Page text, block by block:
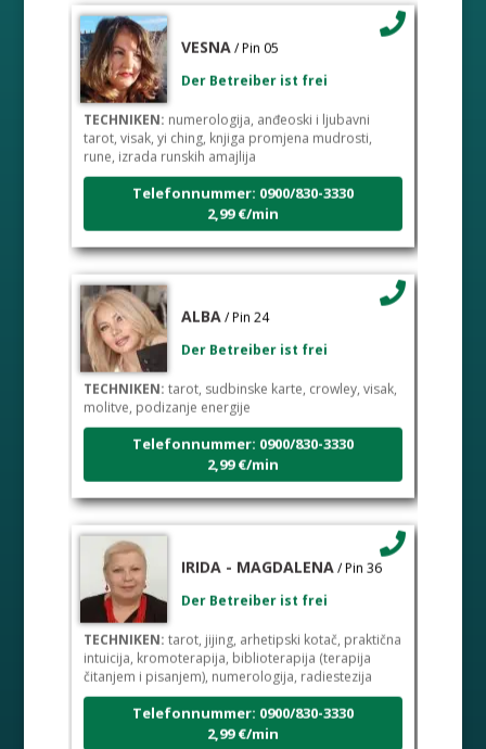
VESNA / Pin 05
Der Betreiber ist frei
TECHNIKEN:numerologija, anđeoski i ljubavni
tarot, visak, yi ching, knjiga promjena mudrosti,
rune, izrada runskih amajlija
Telefonnummer: 0900/830-3330
2,99 €/min
ALBA / Pin 24
Der Betreiber ist frei
TECHNIKEN:tarot, sudbinske karte, crowley, visak,
molitve, podizanje energije
Telefonnummer: 0900/830-3330
2,99 €/min
IRIDA - MAGDALENA / Pin 36
Der Betreiber ist frei
TECHNIKEN:tarot, jijing, arhetipski kotač, praktična
intuicija, kromoterapija, biblioterapija (terapija
čitanjem i pisanjem), numerologija, radiestezija
Telefonnummer: 0900/830-3330
2,99 €/min